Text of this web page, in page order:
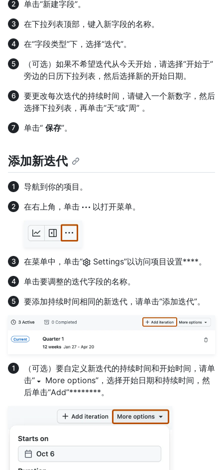
单击“新建字段”。
在下拉列表顶部，键入新字段的名称。
在“字段类型”下，选择“迭代”。
（可选）如果不希望迭代从今天开始，请选择“开始于”
旁边的日历下拉列表，然后选择新的开始日期。
要更改每次迭代的持续时间，请键入一个新数字，然后
选择下拉列表，再单击“天”或“周” 。
单击“ 保存”。
添加新迭代
导航到你的项目。
在右上角，单击
以打开菜单。
在菜单中，单击“
Settings”以访问项目设置****。
单击要调整的迭代字段的名称。
要添加持续时间相同的新迭代，请单击“添加迭代”。
（可选）要自定义新迭代的持续时间和开始时间，请单
击“
More options”，选择开始日期和持续时间，然
后单击“Add”********。